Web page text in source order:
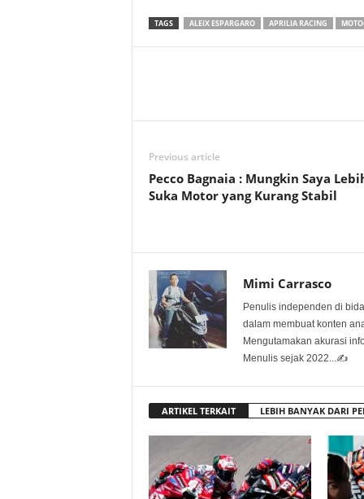
TAGS ALEIX ESPARGARO APRILIA RACING
Previous article
Pecco Bagnaia : Mungkin Saya
Suka Motor yang Kurang Stabil
Mimi Carrasco
Penulis independen di
dalam membuat konten
Mengutamakan akurasi
Menulis sejak 2022...✍️
ARTIKEL TERKAIT LEBIH BANYAK DARI